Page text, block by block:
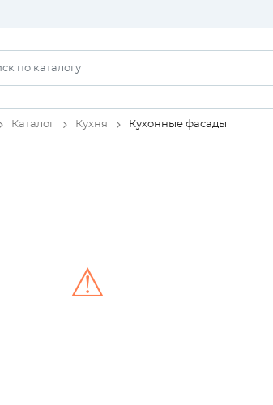
Каталог Кухня Кухонные фасады
⚠